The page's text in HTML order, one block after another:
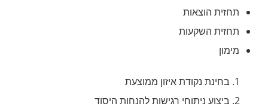
תחזית הוצאות
תחזית השקעות
מימון
בחינת נקודת איזון ממוצעת
ביצוע ניתוחי רגישות להנחות היסוד